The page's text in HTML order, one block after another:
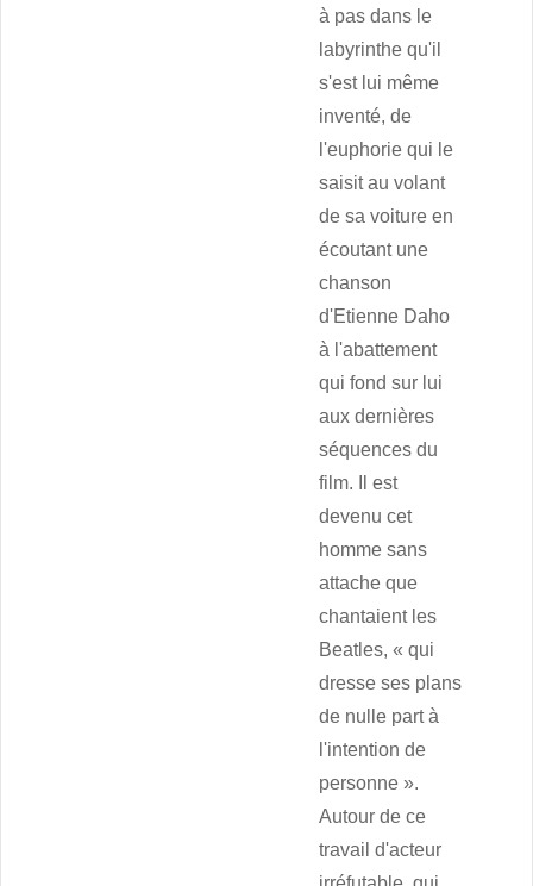
à pas dans le
labyrinthe qu'il
s'est lui même
inventé, de
l'euphorie qui le
saisit au volant
de sa voiture en
écoutant une
chanson
d'Etienne Daho
à l'abattement
qui fond sur lui
aux dernières
séquences du
film. Il est
devenu cet
homme sans
attache que
chantaient les
Beatles, « qui
dresse ses plans
de nulle part à
l'intention de
personne ».
Autour de ce
travail d'acteur